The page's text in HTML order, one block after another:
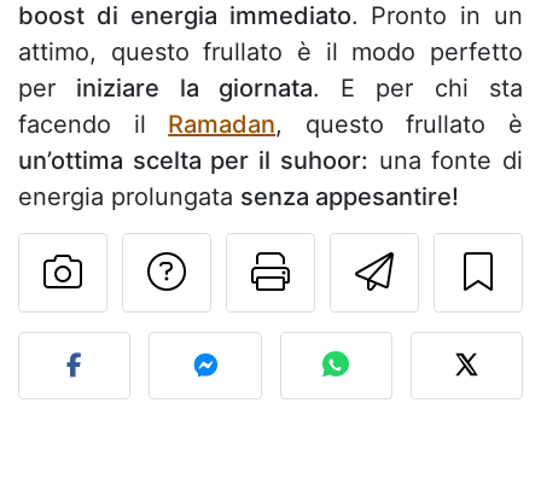
boost di energia immediato. Pronto in un
attimo, questo frullato è il modo perfetto
per iniziare la giornata. E per chi sta
facendo il Ramadan, questo frullato è
un’ottima scelta per il suhoor: una fonte di
energia prolungata senza appesantire!
Invia
Stampa la
Contatta l'autore
Pubblica la foto di